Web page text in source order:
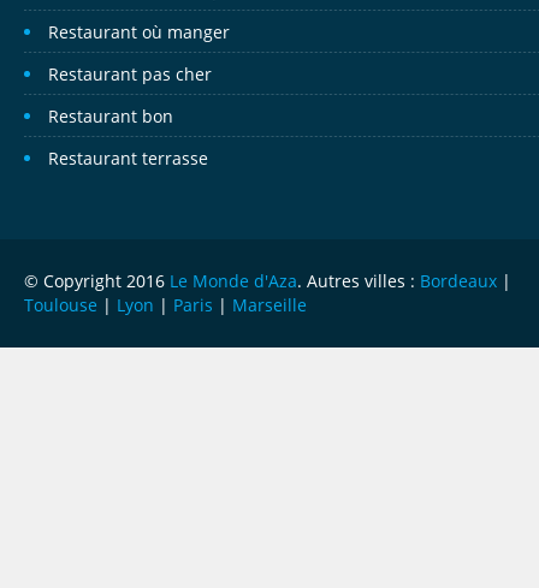
Restaurant où manger
Restaurant pas cher
Restaurant bon
Restaurant terrasse
© Copyright 2016 Le Monde d'Aza. Autres villes : Bordeaux |
Toulouse | Lyon | Paris | Marseille